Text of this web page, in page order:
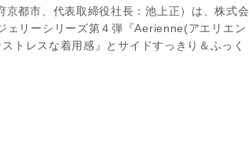
都市、代表取締役社長：池上正）は、株式会
ェリーシリーズ第４弾『Aerienne(アエリエン
トレスな着用感』とサイドすっきり＆ふっく